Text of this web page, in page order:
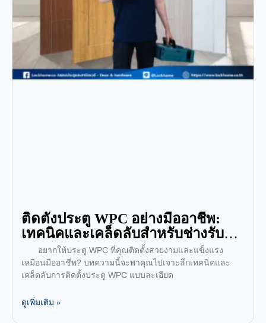
ติดตั้งประตู WPC อย่างมืออาชีพ:
เทคนิคและเคล็ดลับสำหรับช่างรับ
เหมา
อยากให้ประตู WPC ที่คุณติดตั้งสวยงามและแข็งแรง
เหมือนมืออาชีพ? บทความนี้จะพาคุณไปเจาะลึกเทคนิคและ
เคล็ดลับการติดตั้งประตู WPC แบบละเอียด
ดูเพิ่มเติม »